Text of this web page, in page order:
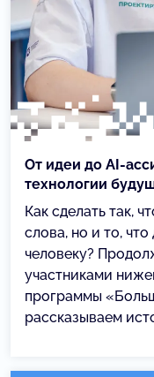
От идеи до AI-
технологии
Как сделать так,
слова, но и то,
человеку?
участниками
программы
рассказываем